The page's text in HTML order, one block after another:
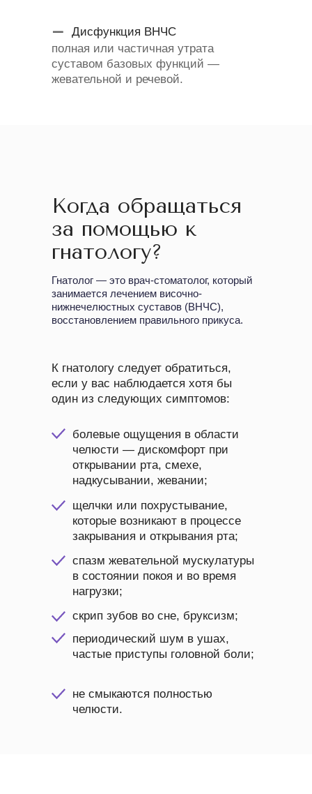
Дисфункция ВНЧС
полная или частичная утрата
суставом базовых функций —
жевательной и речевой.
Когда обращаться
за помощью к
гнатологу?
Гнатолог — это врач-стоматолог, который
занимается лечением височно-
нижнечелюстных суставов (ВНЧС),
восстановлением правильного прикуса.
К гнатологу следует обратиться,
если у вас наблюдается хотя бы
один из следующих симптомов:
болевые ощущения в области
челюсти — дискомфорт при
открывании рта, смехе,
надкусывании, жевании;
скрип зубов во сне, бруксизм;
щелчки или похрустывание,
которые возникают в процессе
закрывания и открывания рта;
спазм жевательной мускулатуры
в состоянии покоя и во время
нагрузки;
не смыкаются полностью
челюсти.
периодический шум в ушах,
частые приступы головной боли;